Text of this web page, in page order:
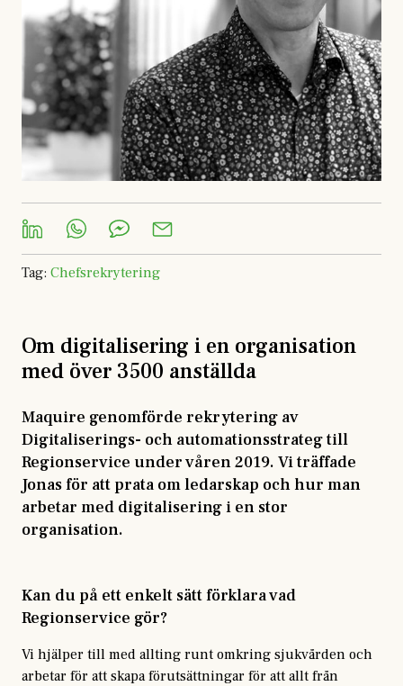
Tag: Chefsrekrytering
Om digitalisering i en organisation
med över 3500 anställda
Maquire genomförde rekrytering av
Digitaliserings- och automationsstrateg till
Regionservice under våren 2019. Vi träffade
Jonas för att prata om ledarskap och hur man
arbetar med digitalisering i en stor
organisation.
Kan du på ett enkelt sätt förklara vad
Regionservice gör?
Vi hjälper till med allting runt omkring sjukvården och
arbetar för att skapa förutsättningar för att allt från